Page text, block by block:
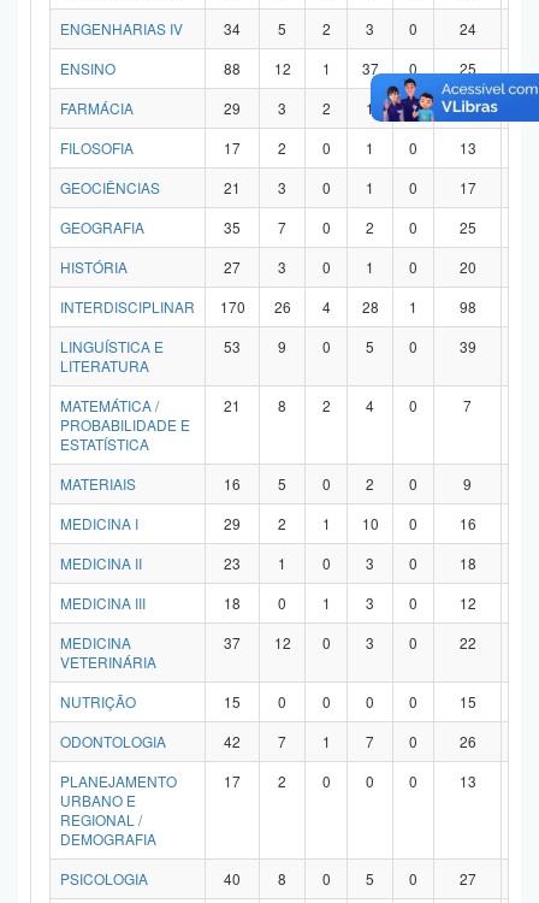
ENGENHARIAS IV
34 5 2 3 0 24
ENSINO
88 12 1 37 0 25
FARMÁCIA
29 3 2 1 0 21
FILOSOFIA
17 2 0 1 0 13
GEOCIÊNCIAS
21 3 0 1 0 17
GEOGRAFIA
35 7 0 2 0 25
HISTÓRIA
27 3 0 1 0 20
INTERDISCIPLINAR
170 26 4 28 1 98
LINGUÍSTICA E
LITERATURA
53 9 0 5 0 39
MATEMÁTICA /
PROBABILIDADE E
ESTATÍSTICA
21 8 2 4 0 7
MATERIAIS 16 5 0 2 0 9
MEDICINA I
29 2 1 10 0 16
MEDICINA II
23 1 0 3 0 18
MEDICINA III
18 0 1 3 0 12
MEDICINA
VETERINÁRIA
37 12 0 3 0 22
NUTRIÇÃO 15 0 0 0 0 15
ODONTOLOGIA
42 7 1 7 0 26
PLANEJAMENTO
URBANO E
REGIONAL /
DEMOGRAFIA
17 2 0 0 0 13
PSICOLOGIA 40 8 0 5 0 27